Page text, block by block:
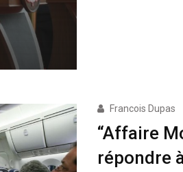
Francois Dupas
“Affaire
répondre